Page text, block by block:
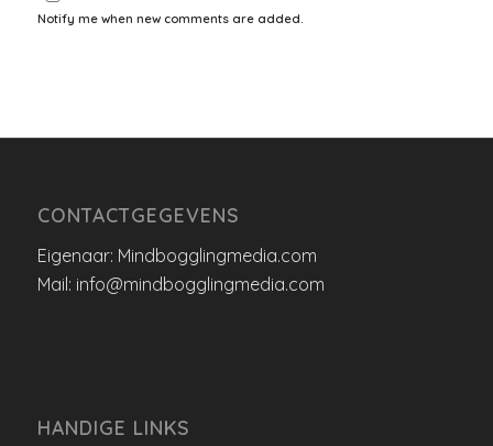
Notify me when new comments are added.
CONTACTGEGEVENS
Eigenaar: Mindbogglingmedia.com
Mail: info@mindbogglingmedia.com
HANDIGE LINKS